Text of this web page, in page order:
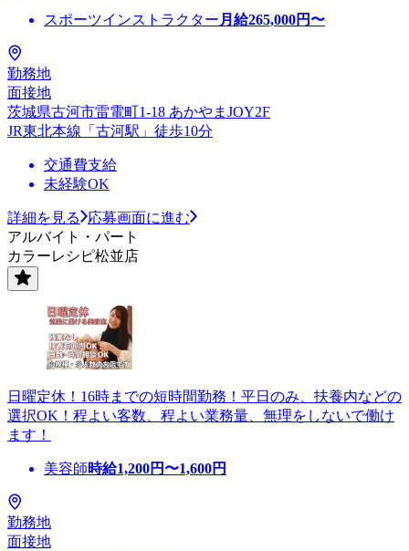
スポーツインストラクター 月給265,000円〜
勤務地
面接地
茨城県古河市雷電町1-18 あかやまJOY2F
JR東北本線「古河駅」徒歩10分
交通費支給
未経験OK
詳細を見る
応募画面に進む
アルバイト・パート
カラーレシピ松並店
日曜定休！16時までの短時間勤務！平日のみ、扶養内などの
選択OK！程よい客数、程よい業務量、無理をしないで働け
ます！
美容師時給1,200円〜1,600円
勤務地
面接地